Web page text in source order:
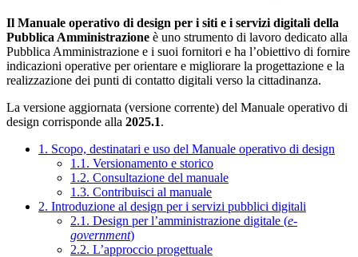
Il Manuale operativo di design per i siti e i servizi digitali della
Pubblica Amministrazione è uno strumento di lavoro dedicato alla
Pubblica Amministrazione e i suoi fornitori e ha l’obiettivo di fornire
indicazioni operative per orientare e migliorare la progettazione e la
realizzazione dei punti di contatto digitali verso la cittadinanza.
La versione aggiornata (versione corrente) del Manuale operativo di
design corrisponde alla 2025.1.
1. Scopo, destinatari e uso del Manuale operativo di design
1.1. Versionamento e storico
1.2. Consultazione del manuale
1.3. Contribuisci al manuale
2. Introduzione al design per i servizi pubblici digitali
2.1. Design per l’amministrazione digitale (e-
government)
2.2. L’approccio progettuale